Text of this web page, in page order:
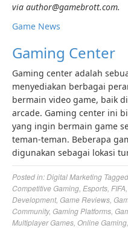
via author@gamebrott.com.
Game News
Gaming Center
Gaming center adalah
menyediakan berbagai
bermain video game, baik
arcade. Gaming center ini
yang ingin bermain game
teman-teman. Beberapa
digunakan sebagai lokasi
Posted in:Digital Marketing
Competitive Gaming Esports FIFA
Development, Game Reviews
Community, Gaming Platforms
Multiplayer Games Online Gaming